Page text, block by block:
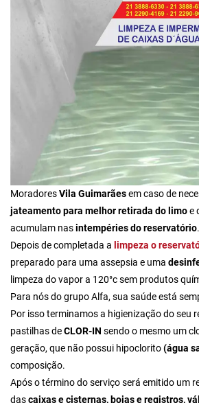
MoradoresVila Guimarãesem caso de
jateamento para melhor retirada do limoe
acumulam nasintempéries do reservatório.
Depois de completada a limpeza o
preparado para uma assepsia e uma
limpeza do vapor a 120°c sem produtos
Para nós do grupo Alfa, sua saúde está
Por isso terminamos a higienização do seu
pastilhas deCLOR-IN sendo o mesmo um
geração, que não possui hipoclorito(água
composição.
Após o término do serviço será emitido um
dascaixas e cisternas, boias e registros,